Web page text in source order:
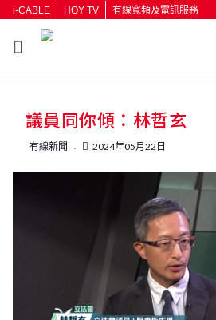
i-CABLE HOY TV 有線寬頻及電訊服務
按輸入鍵開始搜尋
議員同你傾：林哲玄
有線新聞 2024年05月22日